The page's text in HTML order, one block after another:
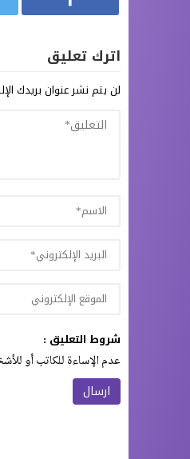
اترك تعليق
لن يتم نشر عنوان بريدك
شروط التعليق :
عدم الإساءة للكاتب أو